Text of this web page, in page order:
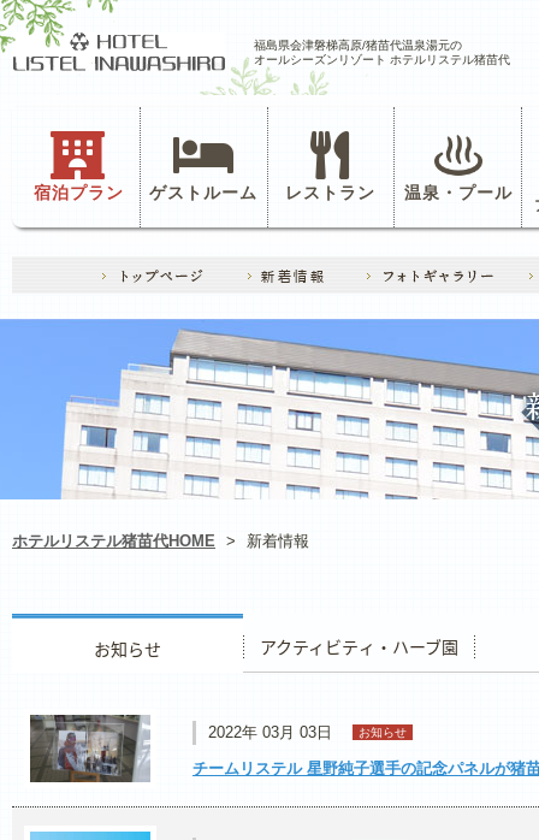
福島県会津磐梯高原/猪苗代温泉湯元の
オールシーズンリゾート ホテルリステル猪苗代
宿泊プラン ゲストルーム レストラン 温泉・プール
ホテルリステル猪苗代HOME > 新着情報
2022年 03月 03日 お知らせ
チームリステル 星野純子選手の記念パネルが猪